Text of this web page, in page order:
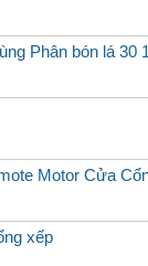
Phân bón lá 30
Motor Cửa
xếp